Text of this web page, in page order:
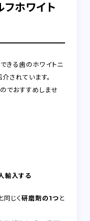
フホワイト
きる歯のホワイトニ
されています。
でおすすめしませ
輸入する
同じく研磨剤の1つ と